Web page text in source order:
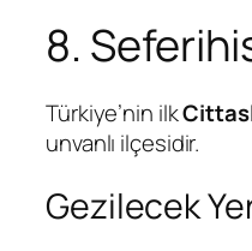
8.
Türkiye’nin ilk
unvanlı ilçesidir.
Gezilecek